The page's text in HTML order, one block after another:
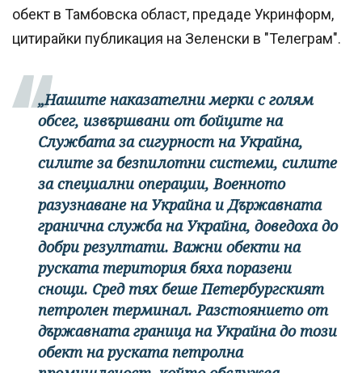
обект в Тамбовска област, предаде Укринформ,
цитирайки публикация на Зеленски в "Телеграм".
„Нашите наказателни мерки с голям
обсег, извършвани от бойците на
Службата за сигурност на Украйна,
силите за безпилотни системи, силите
за специални операции, Военното
разузнаване на Украйна и Държавната
гранична служба на Украйна, доведоха до
добри резултати. Важни обекти на
руската територия бяха поразени
снощи. Сред тях беше Петербургският
петролен терминал. Разстоянието от
държавната граница на Украйна до този
обект на руската петролна